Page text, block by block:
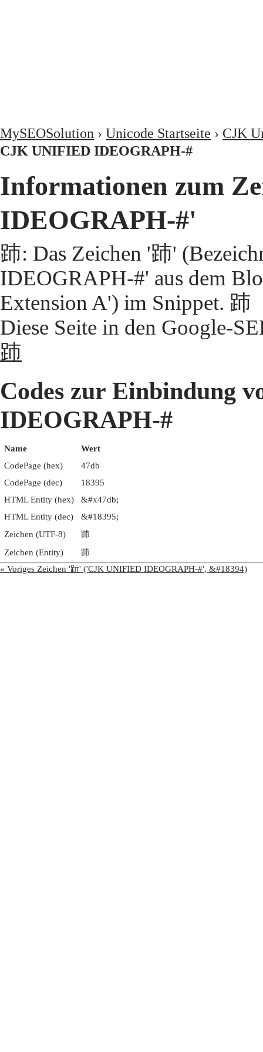
MySEOSolution › Unicode Startseite › CJK
CJK UNIFIED IDEOGRAPH-#
Informationen zum
IDEOGRAPH-#'
䟛: Das Zeichen '䟛'
IDEOGRAPH-#' aus dem
Extension A') im Snippet. 䟛
Diese Seite in den Google-
䟛
Codes zur Einbindung
IDEOGRAPH-#
Name
Wert
CodePage (hex)
47db
CodePage (dec)
18395
HTML Entity (hex)
&#x47db;
HTML Entity (dec)
&#18395;
Zeichen (UTF-8)
䟛
Zeichen (Entity)
䟛
« Voriges Zeichen '䟚' ('CJK UNIFIED IDEOGRAPH-#', &#18394)